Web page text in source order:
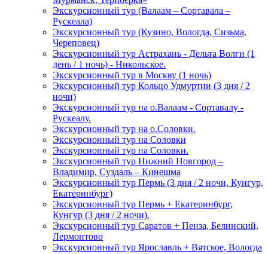
Экскурсионный тур (Валаам – Сортавала –
Рускеала)
Экскурсионный тур (Кузино, Вологда, Сизьма,
Череповец)
Экскурсионный тур Астрахань - Дельта Волги (1
день / 1 ночь) - Никольское.
Экскурсионный тур в Москву (1 ночь)
Экскурсионный тур Кольцо Удмуртии (3 дня / 2
ночи)
Экскурсионный тур на о.Валаам - Сортавалу -
Рускеалу.
Экскурсионный тур на о.Соловки.
Экскурсионный тур на Соловки
Экскурсионный тур на Соловки.
Экскурсионный тур Нижний Новгород –
Владимир, Суздаль – Кинешма
Экскурсионный тур Пермь (3 дня / 2 ночи, Кунгур,
Екатеринбург)
Экскурсионный тур Пермь + Екатеринбург,
Кунгур (3 дня / 2 ночи).
Экскурсионный тур Саратов + Пенза, Белинский,
Лермонтово
Экскурсионный тур Ярославль + Вятское, Вологда